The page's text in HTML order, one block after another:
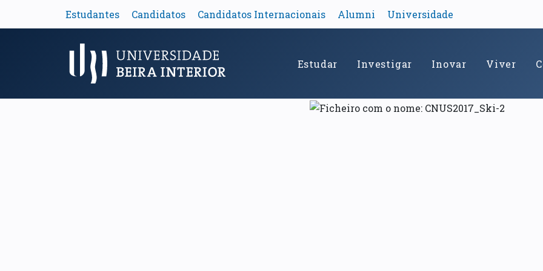
Estudantes Candidatos Candidatos Internacionais Alumni Universidade
Menu Principal Estudar Investigar Inovar Viver